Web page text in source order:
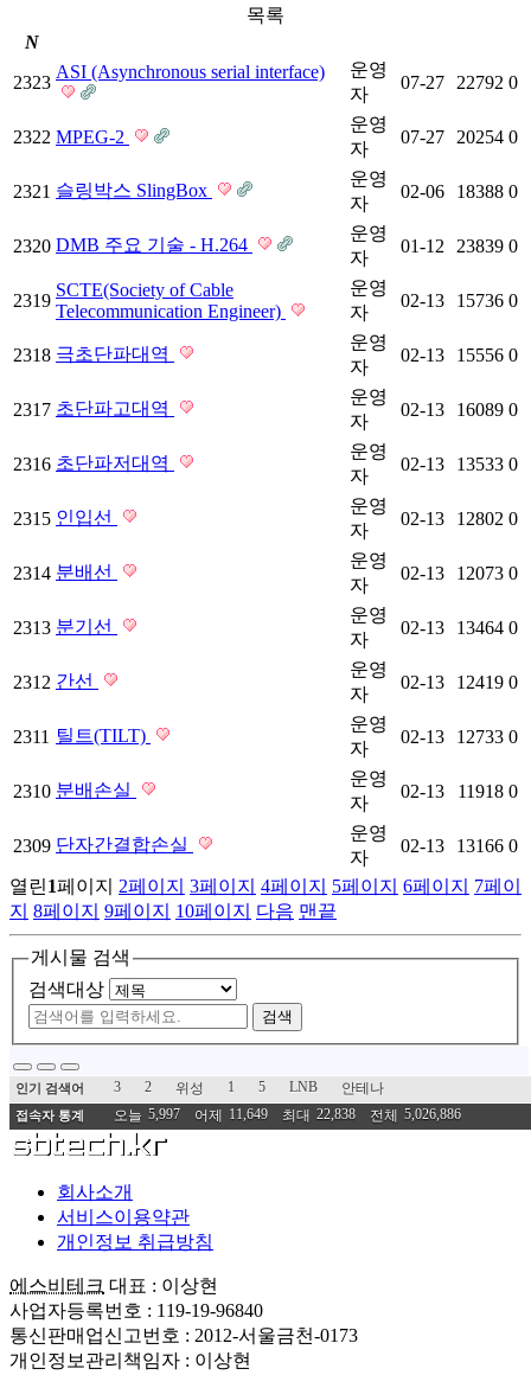
목록
N
2323
ASI (Asynchronous serial interface)
운영
자
07-27 22792 0
2322 MPEG-2
운영
자
07-27 20254 0
2321 슬링박스 SlingBox
운영
자
02-06 18388 0
2320 DMB 주요 기술 - H.264
운영
자
01-12 23839 0
2319
SCTE(Society of Cable
Telecommunication Engineer)
운영
자
02-13 15736 0
2318 극초단파대역
운영
자
02-13 15556 0
2317 초단파고대역
운영
자
02-13 16089 0
2316 초단파저대역
운영
자
02-13 13533 0
2315 인입선
운영
자
02-13 12802 0
2314 분배선
운영
자
02-13 12073 0
2313 분기선
운영
자
02-13 13464 0
2312 간선
운영
자
02-13 12419 0
2311 틸트(TILT)
운영
자
02-13 12733 0
2310 분배손실
운영
자
02-13 11918 0
2309 단자간결합손실
운영
자
02-13 13166 0
열린1페이지 2페이지 3페이지 4페이지 5페이지 6페이지 7페이
지 8페이지 9페이지 10페이지 다음 맨끝
게시물 검색
검색대상
검색
인기 검색어 3 2 위성 1 5 LNB 안테나
접속자 통계 오늘 5,997 어제 11,649 최대 22,838 전체 5,026,886
회사소개
서비스이용약관
개인정보 취급방침
에스비테크 대표 : 이상현
사업자등록번호 : 119-19-96840
통신판매업신고번호 : 2012-서울금천-0173
개인정보관리책임자 : 이상현